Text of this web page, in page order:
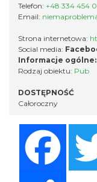
Telefon: +48 334 454
Email:
Strona internetowa:
Social media:
Informacje ogólne:
Rodzaj obiektu: Pub
DOSTĘPNOŚĆ
Całoroczny